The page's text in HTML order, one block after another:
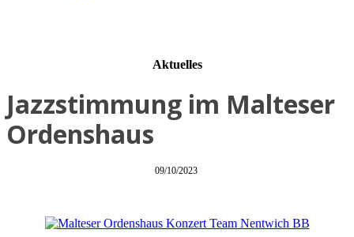
Aktuelles
Jazzstimmung im Malteser
Ordenshaus
09/10/2023